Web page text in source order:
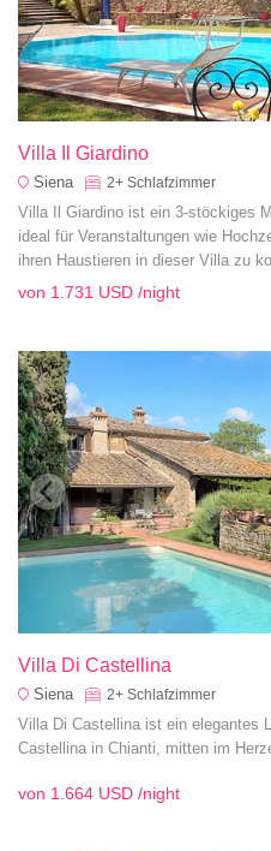
Villa Il Giardino
Siena 2+ Schlafzimmer
Villa Il Giardino ist ein 3-stöckiges
ideal für Veranstaltungen wie
ihren Haustieren in dieser Villa zu
von 1.731 USD /night
Villa Di Castellina
Siena 2+ Schlafzimmer
Villa Di Castellina ist ein elegantes
Castellina in Chianti, mitten im
von 1.664 USD /night